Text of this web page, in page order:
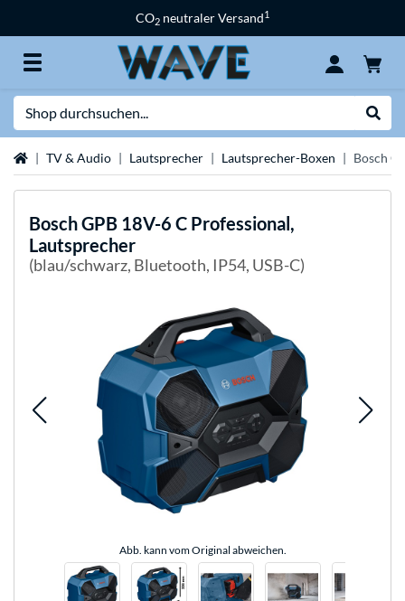
CO2 neutraler Versand1
StartseiteTV & Audio Lautsprecher Lautsprecher-Boxen Bosch
BoschGPB 18V-6 C Professional,
Lautsprecher
(blau/schwarz, Bluetooth, IP54, USB-C)
Abb. kann vom Original abweichen.